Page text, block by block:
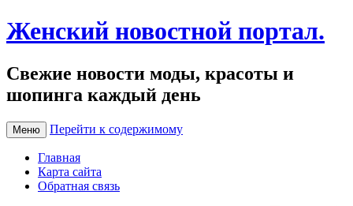
Женский новостной портал.
Свежие новости моды, красоты и
шопинга каждый день
Меню Перейти к содержимому
Главная
Карта сайта
Обратная связь